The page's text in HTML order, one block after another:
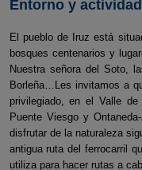
Entorno y
El pueblo de Iruz está
bosques centenarios y
Nuestra señora del Soto,
Borleña…Les invitamos a
privilegiado, en el Valle
Puente Viesgo y
disfrutar de la naturaleza
antigua ruta del ferrocarril
utiliza para hacer rutas a